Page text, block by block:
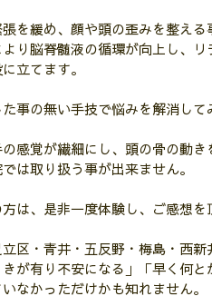
を緩め、顔や頭の歪みを整え
り脳脊髄液の循環が向上し、リ
立てます。
事の無い手技で悩みを解消して
感覚が繊細にし、頭の骨の動き
は取り扱う事が出来ません。
は、是非一度体験し、ご感想を
区・青井・五反野・梅島・西
きが有り不安になる」「早く何
なかっただけかも知れません。